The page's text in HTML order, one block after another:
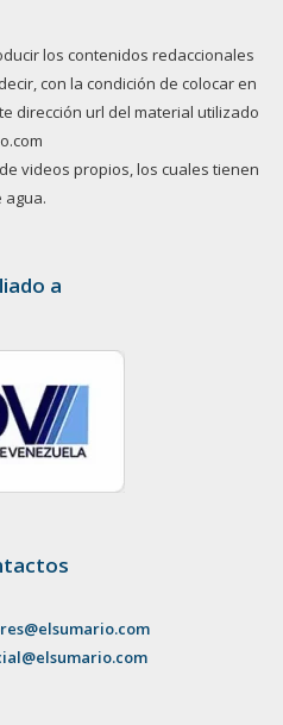
los contenidos redaccionales
con la condición de colocar en
dirección url del material utilizado
videos propios, los cuales tienen
agua.
a